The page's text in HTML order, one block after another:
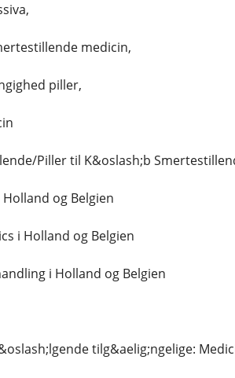
medicin,
piller,
Piller til K&oslash;b
og Belgien
i Holland og Belgien
i Holland og Belgien
tilg&aelig;ngelige: